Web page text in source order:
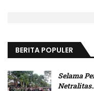
BERITA POPULER
Selama
Netralitas